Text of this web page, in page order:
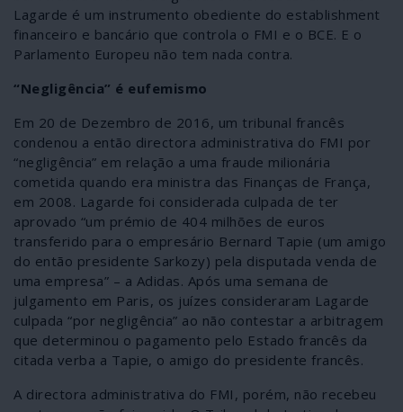
Lagarde é um instrumento obediente do establishment
financeiro e bancário que controla o FMI e o BCE. E o
Parlamento Europeu não tem nada contra.
“Negligência” é eufemismo
Em 20 de Dezembro de 2016, um tribunal francês
condenou a então directora administrativa do FMI por
“negligência” em relação a uma fraude milionária
cometida quando era ministra das Finanças de França,
em 2008. Lagarde foi considerada culpada de ter
aprovado “um prémio de 404 milhões de euros
transferido para o empresário Bernard Tapie (um amigo
do então presidente Sarkozy) pela disputada venda de
uma empresa” – a Adidas. Após uma semana de
julgamento em Paris, os juízes consideraram Lagarde
culpada “por negligência” ao não contestar a arbitragem
que determinou o pagamento pelo Estado francês da
citada verba a Tapie, o amigo do presidente francês.
A directora administrativa do FMI, porém, não recebeu